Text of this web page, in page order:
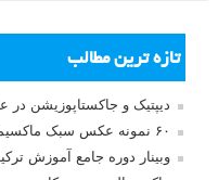
تازه ترین مطالب
دیپتیک و جاکستا‌پوزیشن در
۶۰ نمونه عکس سبک ماکسیمالیسم
وبینار دوره جامع آموزش